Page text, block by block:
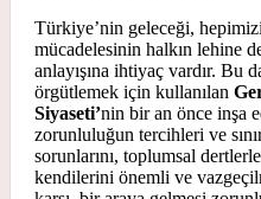
Türkiye’nin geleceği,
mücadelesinin halkın lehine
anlayışına ihtiyaç vardır. Bu
örgütlemek için kullanılan
Siyaseti’nin bir an önce inşa
zorunluluğun tercihleri ve
sorunlarını, toplumsal
kendilerini önemli ve